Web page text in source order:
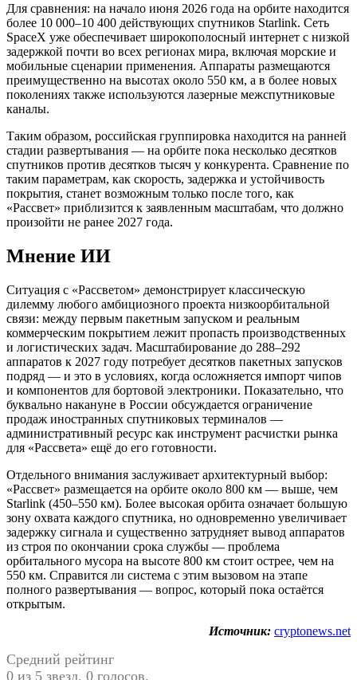
Для сравнения: на начало июня 2026 года на орбите находится
более 10 000–10 400 действующих спутников Starlink. Сеть
SpaceX уже обеспечивает широкополосный интернет с низкой
задержкой почти во всех регионах мира, включая морские и
мобильные сценарии применения. Аппараты размещаются
преимущественно на высотах около 550 км, а в более новых
поколениях также используются лазерные межспутниковые
каналы.
Таким образом, российская группировка находится на ранней
стадии развертывания — на орбите пока несколько десятков
спутников против десятков тысяч у конкурента. Сравнение по
таким параметрам, как скорость, задержка и устойчивость
покрытия, станет возможным только после того, как
«Рассвет» приблизится к заявленным масштабам, что должно
произойти не ранее 2027 года.
Мнение ИИ
Ситуация с «Рассветом» демонстрирует классическую
дилемму любого амбициозного проекта низкоорбитальной
связи: между первым пакетным запуском и реальным
коммерческим покрытием лежит пропасть производственных
и логистических задач. Масштабирование до 288–292
аппаратов к 2027 году потребует десятков пакетных запусков
подряд — и это в условиях, когда осложняется импорт чипов
и компонентов для бортовой электроники. Показательно, что
буквально накануне в России обсуждается ограничение
продаж иностранных спутниковых терминалов —
административный ресурс как инструмент расчистки рынка
для «Рассвета» ещё до его готовности.
Отдельного внимания заслуживает архитектурный выбор:
«Рассвет» размещается на орбите около 800 км — выше, чем
Starlink (450–550 км). Более высокая орбита означает большую
зону охвата каждого спутника, но одновременно увеличивает
задержку сигнала и существенно затрудняет вывод аппаратов
из строя по окончании срока службы — проблема
орбитального мусора на высоте 800 км стоит острее, чем на
550 км. Справится ли система с этим вызовом на этапе
полного развертывания — вопрос, который пока остаётся
открытым.
Источник: cryptonews.net
Средний рейтинг
0 из 5 звезд. 0 голосов.